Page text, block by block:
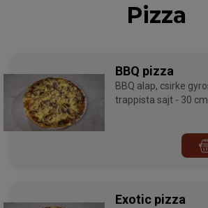
Pizza
BBQ pizza
BBQ alap, csirke gyros hús, lilahagyma,
trappista sajt - 30 cm
Exotic pizza